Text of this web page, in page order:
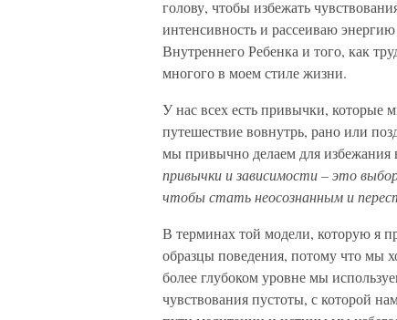
голову, чтобы избежать
интенсивность и рассеиваю
Внутреннего Ребенка и того, как
многого в моем стиле жизни.
У нас всех есть привычки, которые
путешествие вовнутрь, рано или
мы привычно делаем для избежания
привычки и зависимости – это
чтобы стать неосознанным и
В терминах той модели, которую я
образцы поведения, потому что мы
более глубоком уровне мы
чувствования пустоты, с которой